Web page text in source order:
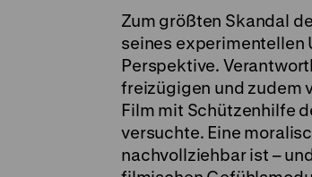
Zum größten Skandal
seines experimentellen
Perspektive.
freizügigen und zudem
Film mit Schützenhilfe
versuchte. Eine
nachvollziehbar ist –